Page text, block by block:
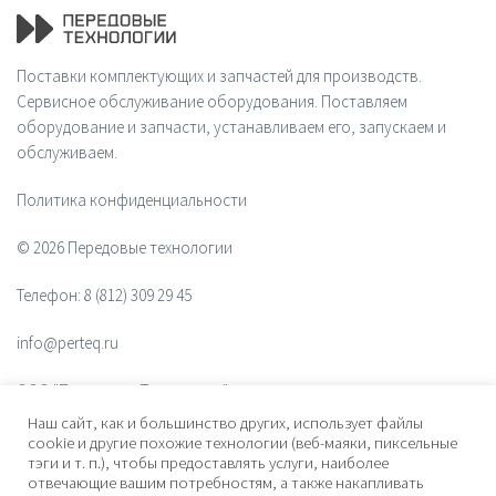
Поставки комплектующих и запчастей для производств.
Сервисное обслуживание оборудования. Поставляем
оборудование и запчасти, устанавливаем его, запускаем и
обслуживаем.
Политика конфиденциальности
© 2026 Передовые технологии
Телефон: 8 (812) 309 29 45
info@perteq.ru
ООО "Передовые Технологии"
ОГРН 1117847072628
Почтовый индекс 196006
Наш сайт, как и большинство других, использует файлы
cookie и другие похожие технологии (веб-маяки, пиксельные
тэги и т. п.), чтобы предоставлять услуги, наиболее
отвечающие вашим потребностям, а также накапливать